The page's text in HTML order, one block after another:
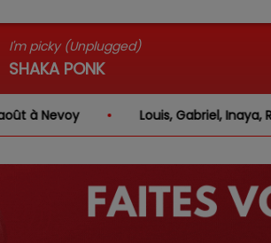
I'm picky (Unplugged)
SHAKA PONK
Louis, Gabriel, Inaya, Rose … quels